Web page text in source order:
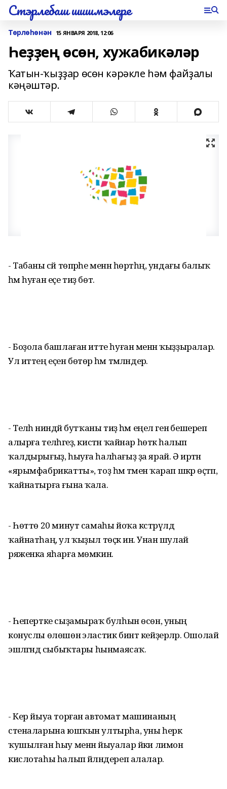
Стэрлебаш шишмэлере
Төрлөһөнән 15 ЯНВАРЯ 2018, 12:06
Һеҙҙең өсөн, хужабикәләр
Ҡатын-ҡыҙҙар өсөн кәрәкле һәм файҙалы
кәңәштәр.
- Табаны сәй төпрәһе менән һөртһәң, ундағы балыҡ
һәм һуған еҫе тиҙ бөтә.
- Боҙола башлаған итте һуған менән ҡыҙҙыралар.
Ул иттең еҫен бөтөрә һәм тәмләндерә.
- Теләһә ниндәй бутҡаны тиҙ һәм еңел генә бешереп
алырға теләһәгеҙ, кистән ҡайнар һөткә һалып
ҡалдырығыҙ, һыуға һалһағыҙ ҙа ярай. Ә иртән
«ярымфабрикатты», тоҙ һәм тәменә ҡарап шәкәр өҫтәп,
ҡайнатырға ғына ҡала.
- Һөттө 20 минут самаһы йоҡа кәстрүлдә
ҡайнатһаң, ул ҡыҙыл төҫкә инә. Унан шулай
ряженка яһарға мөмкин.
- Һепертке сыҙамыраҡ булһын өсөн, уның
конуслы өлөшөнә эластик бинт кейҙерәләр. Ошолай
эшләгәндә сыбыҡтары һынмаясаҡ.
- Кер йыуа торған автомат машинаның
стеналарына юшҡын ултырһа, уны һеркә
ҡушылған һыу менән йыуалар йәки лимон
кислотаһы һалып әйләндереп алалар.